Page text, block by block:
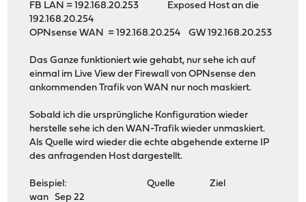
FB LAN = 192.168.20.253 Exposed Host an die
192.168.20.254
OPNsense WAN = 192.168.20.254 GW 192.168.20.253
Das Ganze funktioniert wie gehabt, nur sehe ich auf
einmal im Live View der Firewall von OPNsense den
ankommenden Trafik von WAN nur noch maskiert.
Sobald ich die ursprüngliche Konfiguration wieder
herstelle sehe ich den WAN-Trafik wieder unmaskiert.
Als Quelle wird wieder die echte abgehende externe IP
des anfragenden Host dargestellt.
Beispiel: Quelle Ziel
wan Sep 22